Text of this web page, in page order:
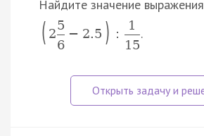
Найдите значение выражения
( 2
5
6
− 2.5 ) :
1
15
.